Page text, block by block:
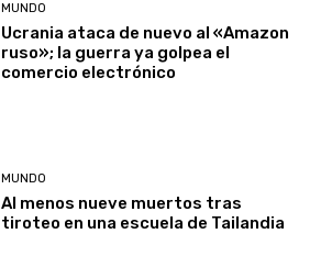
MUNDO
Ucrania ataca de nuevo al «Amazon
ruso»; la guerra ya golpea el
comercio electrónico
MUNDO
Al menos nueve muertos tras
tiroteo en una escuela de Tailandia